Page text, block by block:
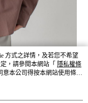
方式之詳情，及若您不希望
，請參閱本網站「 隱私權條
意本公司得按本網站使用條款